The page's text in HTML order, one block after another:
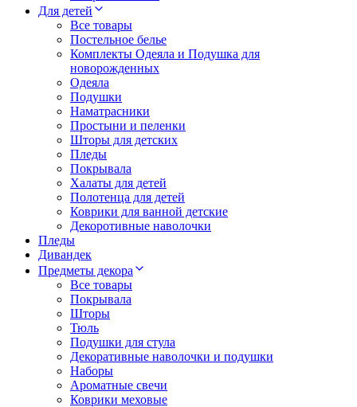
Для детей
Все товары
Постельное белье
Комплекты Одеяла и Подушка для
новорожденных
Одеяла
Подушки
Наматрасники
Простыни и пеленки
Шторы для детских
Пледы
Покрывала
Халаты для детей
Полотенца для детей
Коврики для ванной детские
Декоротивные наволочки
Пледы
Дивандек
Предметы декора
Все товары
Покрывала
Шторы
Тюль
Подушки для стула
Декоративные наволочки и подушки
Наборы
Ароматные свечи
Коврики меховые